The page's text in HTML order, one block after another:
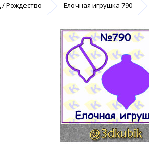
Рождество Елочная игрушка 790